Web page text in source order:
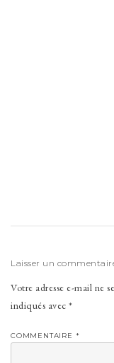
Laisser un
Votre adresse e-mail ne
indiqués avec *
COMMENTAIRE *